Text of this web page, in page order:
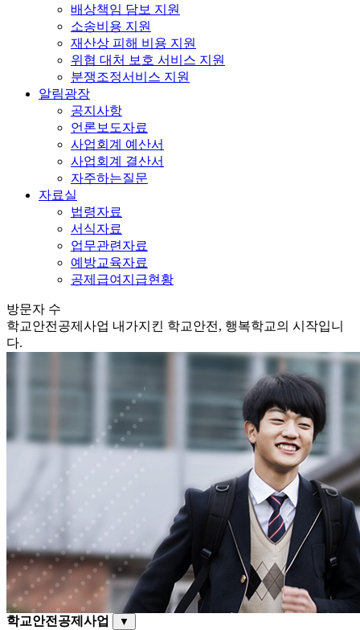
배상책임 담보 지원
소송비용 지원
재산상 피해 비용 지원
위협 대처 보호 서비스 지원
분쟁조정서비스 지원
알림광장
공지사항
언론보도자료
사업회계 예산서
사업회계 결산서
자주하는질문
자료실
법령자료
서식자료
업무관련자료
예방교육자료
공제급여지급현황
방문자 수
학교안전공제사업 내가지킨 학교안전, 행복학교의 시작입니
다.
학교안전공제사업 ▼